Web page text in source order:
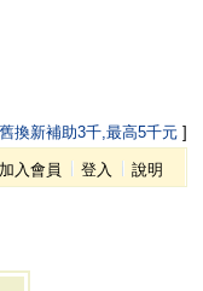
換新補助3千,最高5千元]
加入會員 登入 說明